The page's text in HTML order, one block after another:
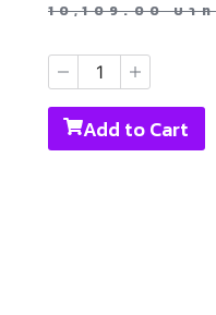
10,109.00บาท
Add to Cart